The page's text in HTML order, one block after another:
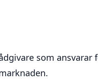
som ansvarar